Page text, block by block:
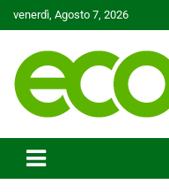
to
venerdì, Agosto 7, 2026
Ecoo.it